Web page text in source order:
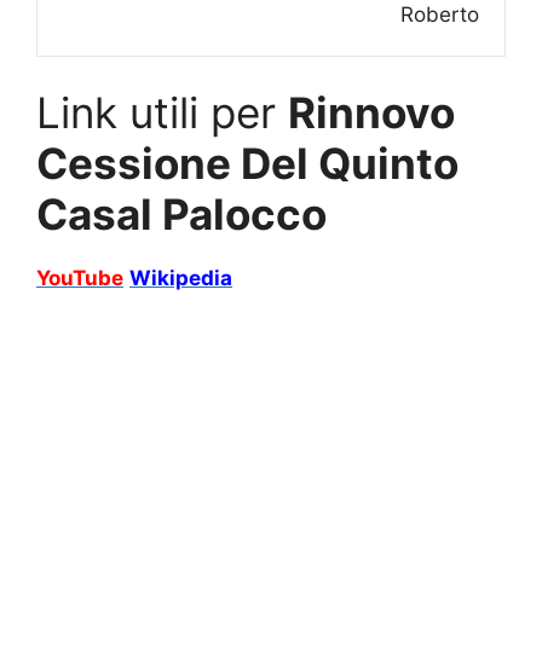
Roberto
Link utili per Rinnovo
Cessione Del Quinto
Casal Palocco
YouTube Wikipedia